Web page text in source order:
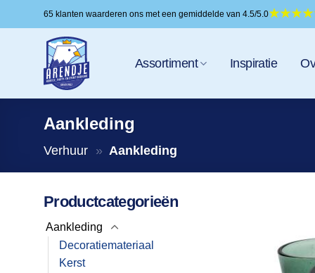
naar
65 klanten waarderen ons met een gemiddelde van 4.5/5.0
Assortiment Inspiratie
Aankleding
Verhuur » Aankleding
Productcategorieën
Aankleding
Decoratiemateriaal
Kerst